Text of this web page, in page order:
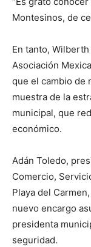
Montesinos, de
En tanto,
Asociación
que el cambio de
muestra de la
municipal, que
económico.
Adán Toledo,
Comercio,
Playa del
nuevo encargo
presidenta
seguridad.